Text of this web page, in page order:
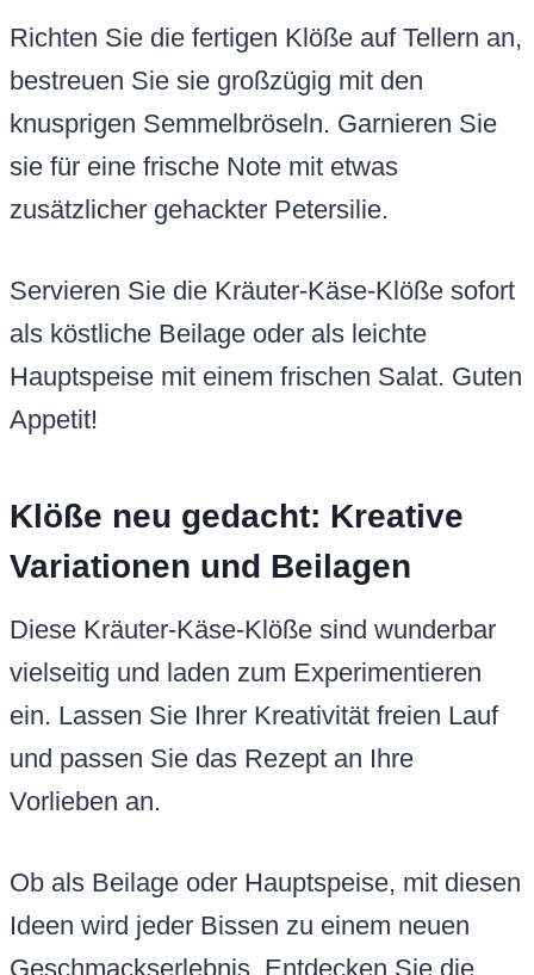
Richten Sie die fertigen Klöße auf Tellern an,
bestreuen Sie sie großzügig mit den
knusprigen Semmelbröseln. Garnieren Sie
sie für eine frische Note mit etwas
zusätzlicher gehackter Petersilie.
Servieren Sie die Kräuter-Käse-Klöße sofort
als köstliche Beilage oder als leichte
Hauptspeise mit einem frischen Salat. Guten
Appetit!
Klöße neu gedacht: Kreative
Variationen und Beilagen
Diese Kräuter-Käse-Klöße sind wunderbar
vielseitig und laden zum Experimentieren
ein. Lassen Sie Ihrer Kreativität freien Lauf
und passen Sie das Rezept an Ihre
Vorlieben an.
Ob als Beilage oder Hauptspeise, mit diesen
Ideen wird jeder Bissen zu einem neuen
Geschmackserlebnis. Entdecken Sie die